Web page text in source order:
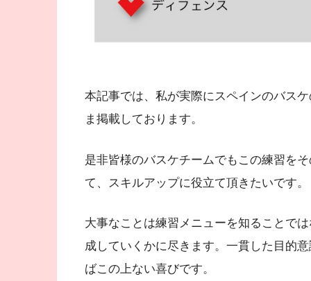
本記事では、私が実際にスペインのバス
ま掲載しております。
是非皆様のバスケチームでもこの練習を
て、スキルアップに役立て頂きたいです。
大事なことは練習メニューを知ることで
成していくかに尽きます。一貫した目的
ばこの上ない喜びです。